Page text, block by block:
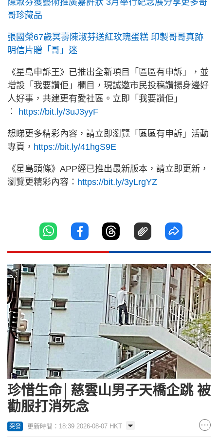
陳淑芬獲藝術推廣嘉許狀 3月舉行紀念展分享更多哥
哥珍藏品
張國榮67歲冥壽陳淑芬送紅玫瑰蛋糕 印製哥哥真跡
明信片贈「哥」迷
《星島申訴王》已推出全新項目「區區有申訴」，並
增設「我要讚佢」欄目，現誠邀市民投稿讚揚身邊好
人好事，共建更有愛社區。立即「我要讚佢」
︰ https://bit.ly/3uJ3yyF
想睇更多精彩內容，請立即瀏覽「區區有申訴」活動
專頁， https://bit.ly/41hgS9E
《星島頭條》APP經已推出最新版本，請立即更新，
瀏覽更精彩內容： https://bit.ly/3yLrgYZ
珍惜生命│慈雲山男子天橋企跳 被
勸服打消死念
突發 更新時間：18:39 2026-08-07 HKT